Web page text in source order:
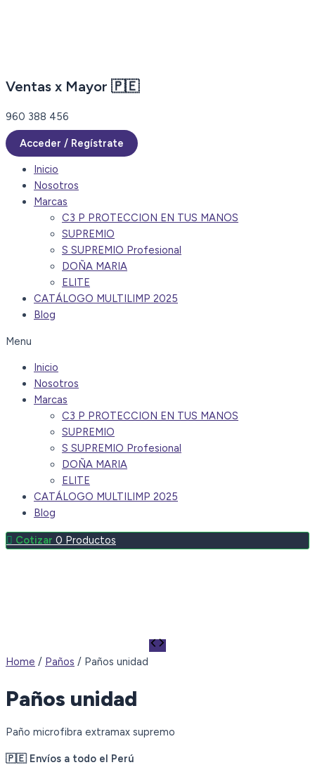
Ventas x Mayor 🇵🇪
960 388 456
Acceder / Regístrate
Inicio
Nosotros
Marcas
C3 P PROTECCION EN TUS MANOS
SUPREMIO
S SUPREMIO Profesional
DOÑA MARIA
ELITE
CATÁLOGO MULTILIMP 2025
Blog
Menu
Inicio
Nosotros
Marcas
C3 P PROTECCION EN TUS MANOS
SUPREMIO
S SUPREMIO Profesional
DOÑA MARIA
ELITE
CATÁLOGO MULTILIMP 2025
Blog
0 Productos
Home / Paños / Paños unidad
Paños unidad
Paño microfibra extramax supremo
🇵🇪 Envíos a todo el Perú